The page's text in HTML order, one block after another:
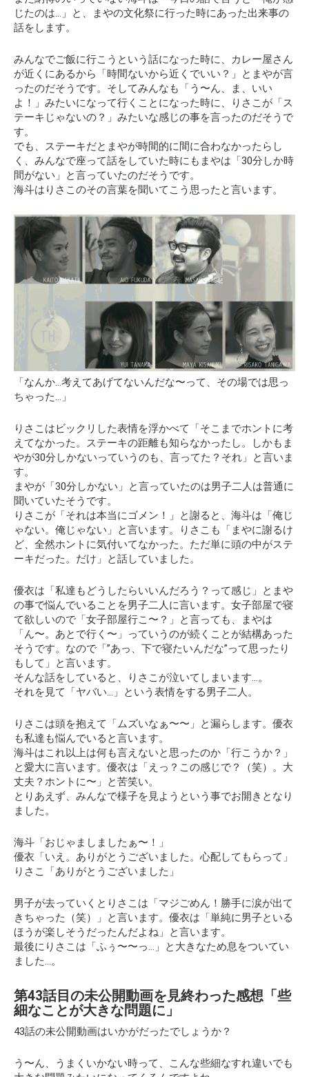
じたのは…」と、まやの文化祭に行った時にあった出来事の
話をします。
みんなでご飯に行こうという話になった時に、カレー屋さん
が近くにあるから「時間ないから近くでいい？」とまやが言
ったのだそうです。そしてみんなも「う〜ん、ま、いい
よ！」みたいになって行くことになった時に、りさこが 「ス
テーキじゃないの？」 みたいな感じの事を言ったのだそうで
す。
でも、ステーキだとまやが時間的に間に合わなかったらし
く、みんなで座って話をしていた時にもまやは「30分しか時
間がない」と言っていたのだそうです。
海斗はりさこのその言葉を聞いてこう思ったと言います。
「なんか…考えてあげてないんだな〜って、その場では思っ
ちゃった…」
りさこはビックリした表情を浮かべて「そこまでホントに考
えてなかった。ステーキの距離も知らなかったし。しかもま
やが30分しかないっていうのも、言ってた？それ」と言いま
す。
まやが「30分しかない」と言っていたのは男子二人は普通に
聞いていたそうです。
りさこが 「それは本当にゴメン！」
と謝ると、海斗は「俺じ
ゃない。俺じゃない」と言います。りさこも「まやに謝るけ
ど、全然ホントに気付いてなかった。ただ単に頭の中がステ
ーキだった。だけ」と話していました。
優衣は「私達もどうしたらいいんだろう？って感じ」とまや
の事で悩んでいることを男子二人に言います。女子部屋で寝
て欲しいので「女子部屋行こ〜？」と言っても、まやは
「ん〜。あとで行く〜」っていうのが続くことが結構あった
そうです。なので「”あっ、下で寝たいんだな”って思ったり
もして」と言います。
そんな話をしていると、りさこが泣いてしまいます…。
それを見て「ヤバい…」という表情をする男子二人。
りさこは頭を抱えて「ムズいなぁ〜〜」と漏らします。優衣
も私達も悩んでいると言います。
海斗はこれ以上は何も言えないと思ったのか「行こうか？」
と愛大に言います。優衣は「えっ？この感じで？（笑）。大
丈夫？ホントに〜」と苦笑い。
とりあえず、みんなで様子を見ようという事でお開きとなり
ました。
海斗「おじゃましましたぁ〜！」
優衣「いえ。ありがとうございました。心配してもらって」
りさこ「ありがとうございました」
男子が去っていくとりさこは「マジごめん！勝手に涙が出て
きちゃった（笑）」と言います。優衣は 「単純に男子といる
ほうが楽しそうだったんだよね」
と言います。
最後にりさこは「ふぅ〜〜っ…」と大きなため息をついてい
ました…。
第43話目の未公開動画を見終わった感想「些
細なことが大きな問題に」
43話の未公開動画はいかがだったでしょうか？
う〜ん、うまくいかない時って、こんな些細なすれ違いでも